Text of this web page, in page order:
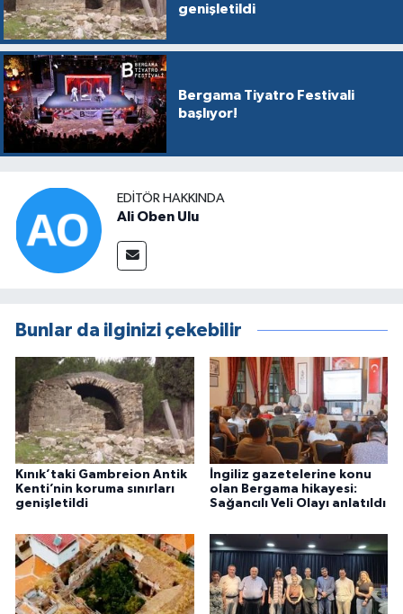
genişletildi
Bergama Tiyatro Festivali
başlıyor!
EDITÖR HAKKINDA
Ali Oben Ulu
Bunlar da ilginizi çekebilir
Kınık’taki Gambreion Antik
Kenti’nin koruma sınırları
genişletildi
İngiliz gazetelerine konu
olan Bergama hikayesi:
Sağancılı Veli Olayı anlatıldı